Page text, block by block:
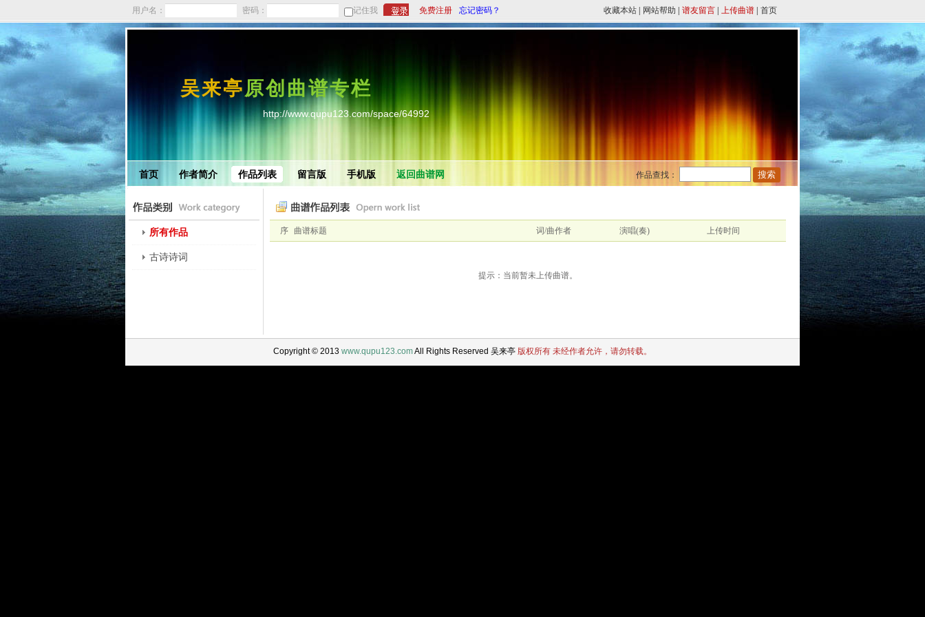
用户名： 密码： 记住我 免费注册 忘记密码？ 收藏本站 网站帮助 谱友留言 上传曲谱 首页
吴来亭原创曲谱专栏
http://www.qupu123.com/space/64992
作品查找：
首页 作者简介 作品列表 留言版 手机版 返回曲谱网
序 曲谱标题 词/曲作者 演唱(奏) 上传时间
提示：当前暂未上传曲谱。
所有作品
古诗诗词
Copyright © 2013 www.qupu123.comAll Rights Reserved 吴来亭 版权所有 未经作者允许，请勿转载。